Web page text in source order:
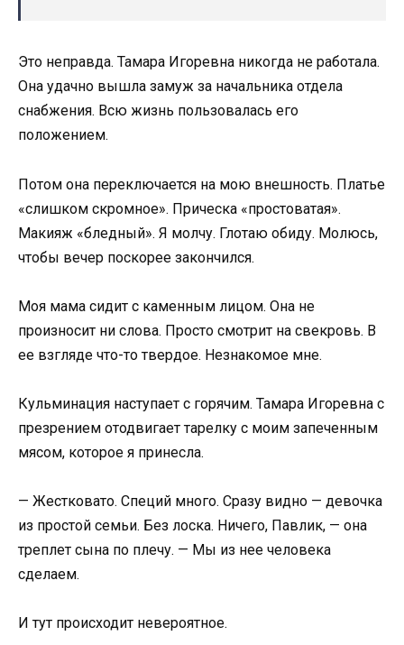
Это неправда. Тамара Игоревна никогда не работала.
Она удачно вышла замуж за начальника отдела
снабжения. Всю жизнь пользовалась его
положением.
Потом она переключается на мою внешность. Платье
«слишком скромное». Прическа «простоватая».
Макияж «бледный». Я молчу. Глотаю обиду. Молюсь,
чтобы вечер поскорее закончился.
Моя мама сидит с каменным лицом. Она не
произносит ни слова. Просто смотрит на свекровь. В
ее взгляде что-то твердое. Незнакомое мне.
Кульминация наступает с горячим. Тамара Игоревна с
презрением отодвигает тарелку с моим запеченным
мясом, которое я принесла.
— Жестковато. Специй много. Сразу видно — девочка
из простой семьи. Без лоска. Ничего, Павлик, — она
треплет сына по плечу. — Мы из нее человека
сделаем.
И тут происходит невероятное.